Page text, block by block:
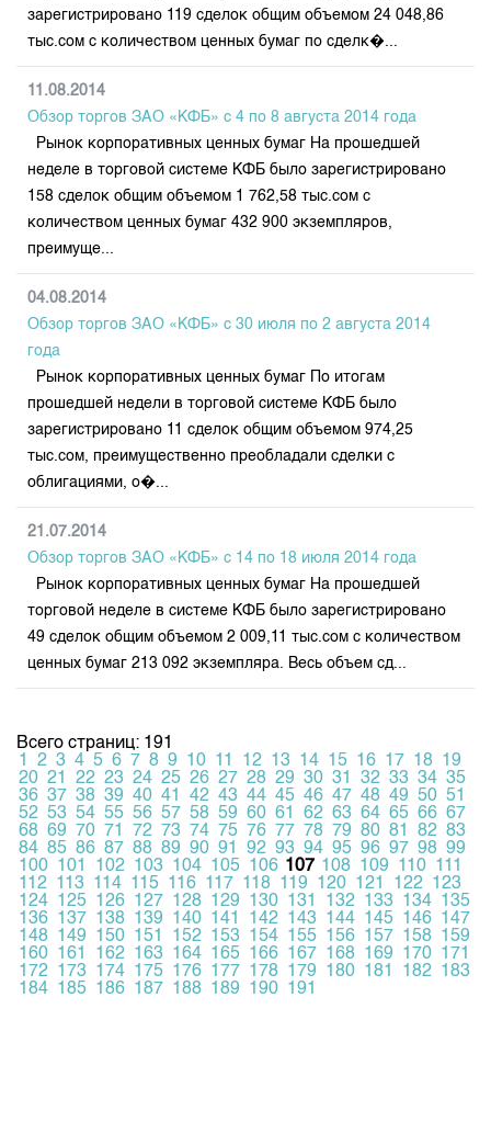
зарегистрировано 119 сделок общим объемом 24 048,86
тыс.сом с количеством ценных бумаг по сделк�...
11.08.2014
Обзор торгов ЗАО «КФБ» с 4 по 8 августа 2014 года
Рынок корпоративных ценных бумаг На прошедшей
неделе в торговой системе КФБ было зарегистрировано
158 сделок общим объемом 1 762,58 тыс.сом с
количеством ценных бумаг 432 900 экземпляров,
преимуще...
04.08.2014
Обзор торгов ЗАО «КФБ» с 30 июля по 2 августа 2014
года
Рынок корпоративных ценных бумаг По итогам
прошедшей недели в торговой системе КФБ было
зарегистрировано 11 сделок общим объемом 974,25
тыс.сом, преимущественно преобладали сделки с
облигациями, о�...
21.07.2014
Обзор торгов ЗАО «КФБ» с 14 по 18 июля 2014 года
Рынок корпоративных ценных бумаг На прошедшей
торговой неделе в системе КФБ было зарегистрировано
49 сделок общим объемом 2 009,11 тыс.сом с количеством
ценных бумаг 213 092 экземпляра. Весь объем сд...
Всего страниц: 191
1
2 3 4 5 6 7 8 9 10 11 12 13 14 15 16 17 18 19
20 21 22 23 24 25 26 27 28 29 30 31 32 33 34 35
36 37 38 39 40 41 42 43 44 45 46 47 48 49 50 51
52 53 54 55 56 57 58 59 60 61 62 63 64 65 66 67
68 69 70 71 72 73 74 75 76 77 78 79 80 81 82 83
84 85 86 87 88 89 90 91 92 93 94 95 96 97 98 99
100 101 102 103 104 105 106 107 108 109 110 111
112 113 114 115 116 117 118 119 120 121 122 123
124 125 126 127 128 129 130 131 132 133 134 135
136 137 138 139 140 141 142 143 144 145 146 147
148 149 150 151 152 153 154 155 156 157 158 159
160 161 162 163 164 165 166 167 168 169 170 171
172 173 174 175 176 177 178 179 180 181 182 183
184 185 186 187 188 189 190 191